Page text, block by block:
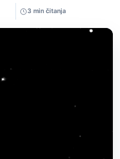
3 min čitanja